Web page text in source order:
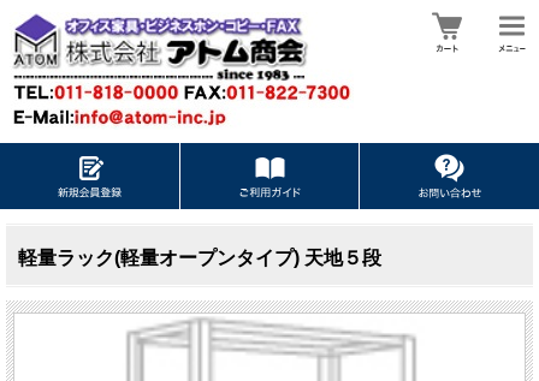
軽量ラック(軽量オープンタイプ) 天地５段